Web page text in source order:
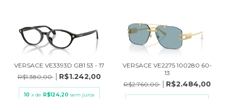
VERSACE VE3393D GB1 53 - 17
R$1.380,00
R$1.242,00
10 x de R$124,20 sem juros
VERSACE VE2275 100280 60-
13
R$2.760,00
R$2.484,00